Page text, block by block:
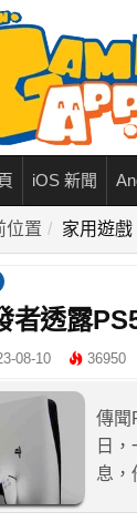
iOS 新聞
位置 家用遊戲
者透露
08-10 36950
傳聞
日
息，